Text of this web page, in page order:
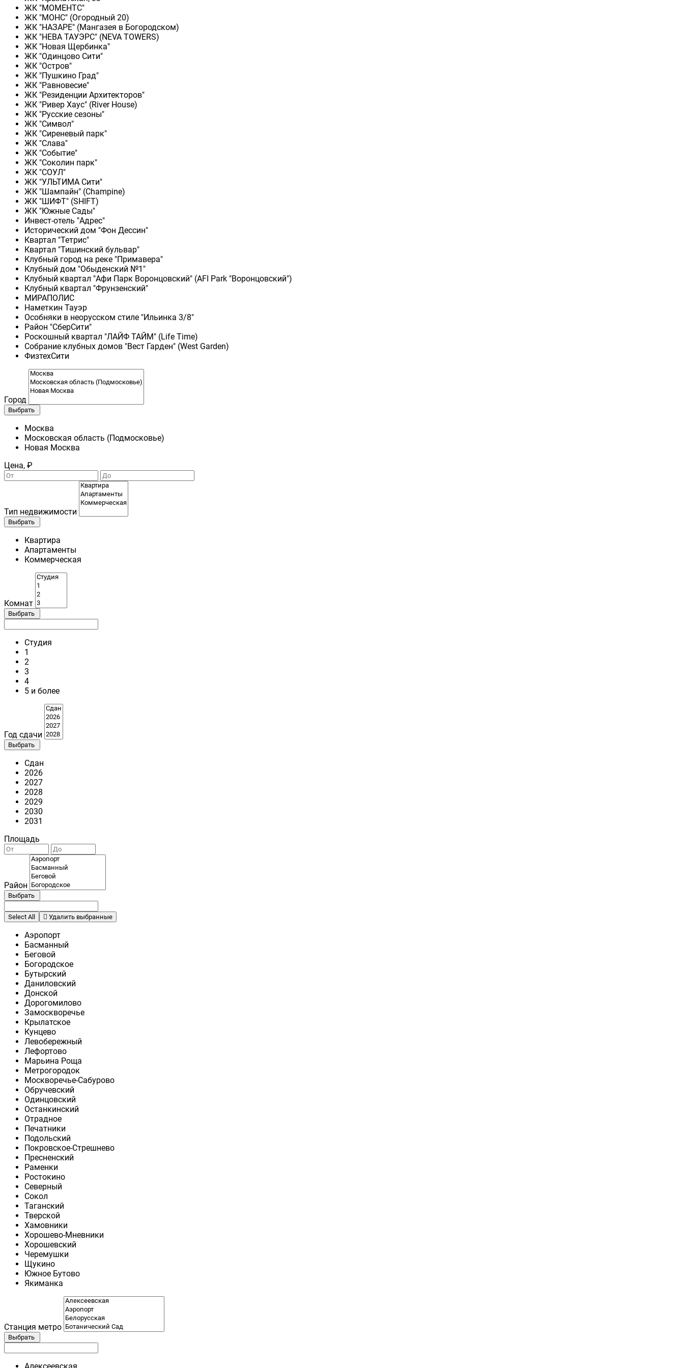
ЖК "МОМЕНТС"
ЖК "МОНС" (Огородный 20)
ЖК "НАЗАРЕ" (Мангазея в Богородском)
ЖК "НЕВА ТАУЭРС" (NEVA TOWERS)
ЖК "Новая Щербинка"
ЖК "Одинцово Сити"
ЖК "Остров"
ЖК "Пушкино Град"
ЖК "Равновесие"
ЖК "Резиденции Архитекторов"
ЖК "Ривер Хаус" (River Нouse)
ЖК "Русские сезоны"
ЖК "Символ"
ЖК "Сиреневый парк"
ЖК "Слава"
ЖК "Событие"
ЖК "Соколин парк"
ЖК "СОУЛ"
ЖК "УЛЬТИМА Сити"
ЖК "Шампайн" (Champine)
ЖК "ШИФТ" (SHIFT)
ЖК "Южные Сады"
Инвест-отель "Адрес"
Исторический дом "Фон Дессин"
Квартал "Тетрис"
Квартал "Тишинский бульвар"
Клубный город на реке "Примавера"
Клубный дом "Обыденский №1"
Клубный квартал "Афи Парк Воронцовский" (AFI Park "Воронцовский")
Клубный квартал "Фрунзенский"
МИРАПОЛИС
Наметкин Тауэр
Особняки в неорусском стиле "Ильинка 3/8"
Район "СберСити"
Роскошный квартал "ЛАЙФ ТАЙМ" (Life Time)
Собрание клубных домов "Вест Гарден" (West Garden)
ФизтехСити
Город
Выбрать
Москва
Московская область (Подмосковье)
Новая Москва
Цена, ₽
Тип недвижимости
Выбрать
Квартира
Апартаменты
Коммерческая
Комнат
Выбрать
Студия
1
2
3
4
5 и более
Год сдачи
Выбрать
Сдан
2026
2027
2028
2029
2030
2031
Площадь
Район
Выбрать
Select All Удалить выбранные
Аэропорт
Басманный
Беговой
Богородское
Бутырский
Даниловский
Донской
Дорогомилово
Замоскворечье
Крылатское
Кунцево
Левобережный
Лефортово
Марьина Роща
Метрогородок
Москворечье-Сабурово
Обручевский
Одинцовский
Останкинский
Отрадное
Печатники
Подольский
Покровское-Стрешнево
Пресненский
Раменки
Ростокино
Северный
Сокол
Таганский
Тверской
Хамовники
Хорошево-Мневники
Хорошевский
Черемушки
Щукино
Южное Бутово
Якиманка
Станция метро
Выбрать